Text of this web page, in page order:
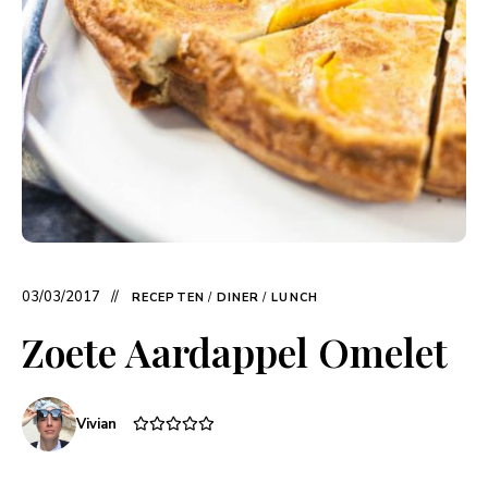
03/03/2017 RECEPTEN / DINER / LUNCH
Zoete Aardappel Omelet
Vivian